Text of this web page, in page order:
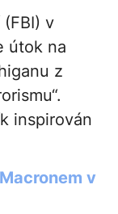
v
útok na
z
inspirován
v